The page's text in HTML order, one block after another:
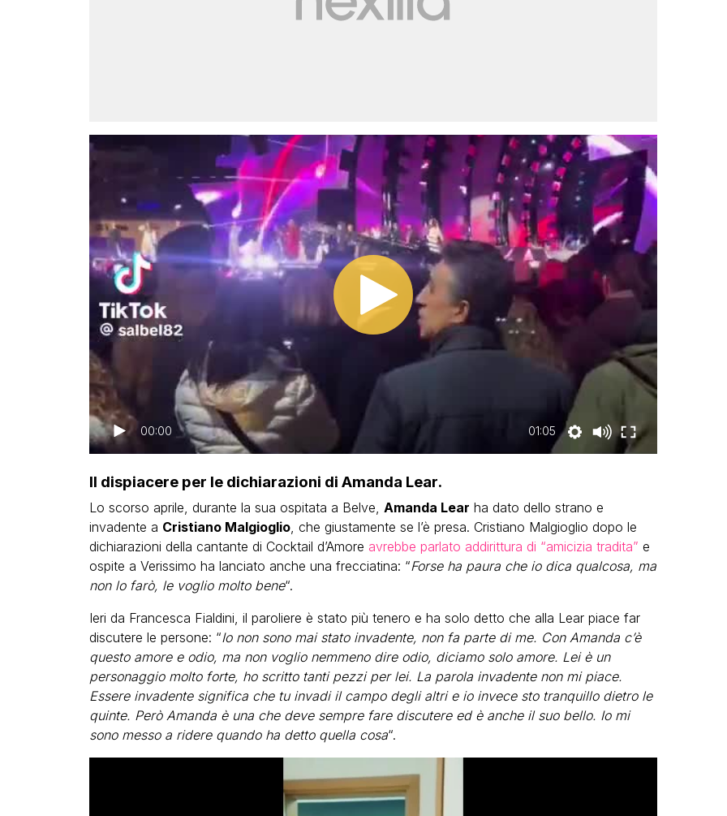
00:00 01:05
Il dispiacere per le dichiarazioni di Amanda Lear.
Lo scorso aprile, durante la sua ospitata a Belve, Amanda Lear ha dato dello strano e
invadente a Cristiano Malgioglio, che giustamente se l’è presa. Cristiano Malgioglio dopo le
dichiarazioni della cantante di Cocktail d’Amore avrebbe parlato addirittura di “amicizia tradita” e
ospite a Verissimo ha lanciato anche una frecciatina: “Forse ha paura che io dica qualcosa, ma
non lo farò, le voglio molto bene“.
Ieri da Francesca Fialdini, il paroliere è stato più tenero e ha solo detto che alla Lear piace far
discutere le persone: “Io non sono mai stato invadente, non fa parte di me. Con Amanda c’è
questo amore e odio, ma non voglio nemmeno dire odio, diciamo solo amore. Lei è un
personaggio molto forte, ho scritto tanti pezzi per lei. La parola invadente non mi piace.
Essere invadente significa che tu invadi il campo degli altri e io invece sto tranquillo dietro le
quinte. Però Amanda è una che deve sempre fare discutere ed è anche il suo bello. Io mi
sono messo a ridere quando ha detto quella cosa“.